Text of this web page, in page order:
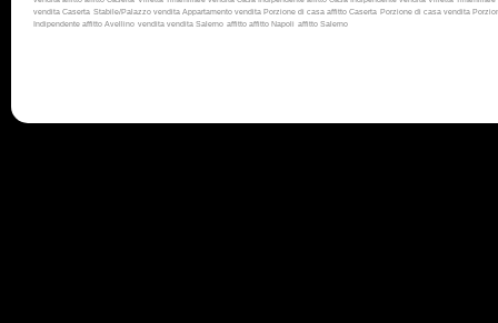
vendita Caserta Stabile/Palazzo vendita Appartamento vendita Porzione di casa affitto Caserta Porzione di casa vendita
Indipendente affitto Avellino vendita vendita Salerno affitto affitto Napoli affitto Salerno